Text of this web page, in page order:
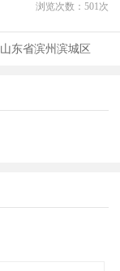
浏览次数： 501次
山东省滨州滨城区